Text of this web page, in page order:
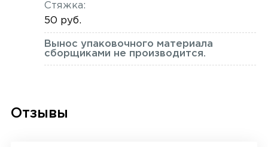
Стяжка:
50 руб.
Вынос упаковочного материала
сборщиками не производится.
Отзывы